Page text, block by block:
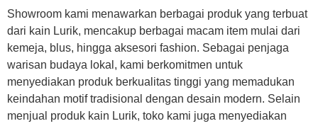
Showroom kami menawarkan berbagai produk yang terbuat
dari kain Lurik, mencakup berbagai macam item mulai dari
kemeja, blus, hingga aksesori fashion. Sebagai penjaga
warisan budaya lokal, kami berkomitmen untuk
menyediakan produk berkualitas tinggi yang memadukan
keindahan motif tradisional dengan desain modern. Selain
menjual produk kain Lurik, toko kami juga menyediakan